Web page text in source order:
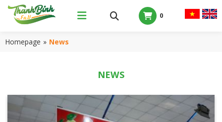
0
Homepage » News
NEWS